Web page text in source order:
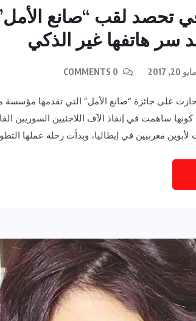
سر هاتفها غير الذكي
مايو 20, 2017
على جائزة “صانع الأمل” التي تقدمها
كونها ساهمت في إنقاذ الآف اللاجئيين السوريين